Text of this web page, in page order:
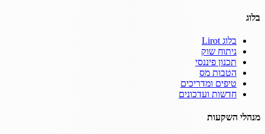
בלוג
בלוג Lirot
ניתוח שוק
תכנון פיננסי
הטבות מס
טיפים ומדריכים
חדשות ועדכונים
מנהלי השקעות